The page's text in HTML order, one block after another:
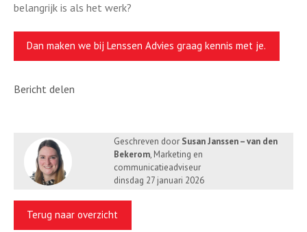
belangrijk is als het werk?
Dan maken we bij Lenssen Advies graag kennis met je.
Bericht delen
Geschreven door Susan Janssen – van den
Bekerom, Marketing en
communicatieadviseur
dinsdag 27 januari 2026
Terug naar overzicht